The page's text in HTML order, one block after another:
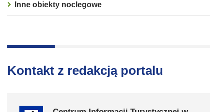
Inne obiekty noclegowe
Kontakt z redakcją portalu